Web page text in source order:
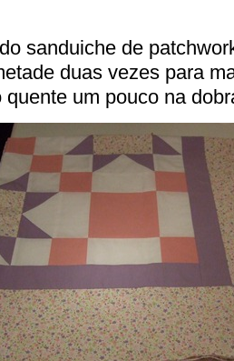
sanduiche de
duas vezes para
quente um pouco na